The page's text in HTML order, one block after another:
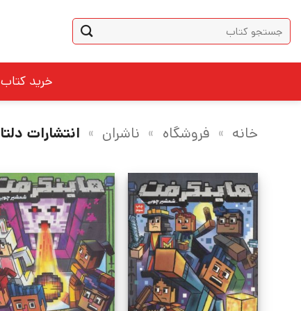
content
جستجو
برای:
خرید کتاب
خانه » فروشگاه » ناشران » انتشارات دلتا